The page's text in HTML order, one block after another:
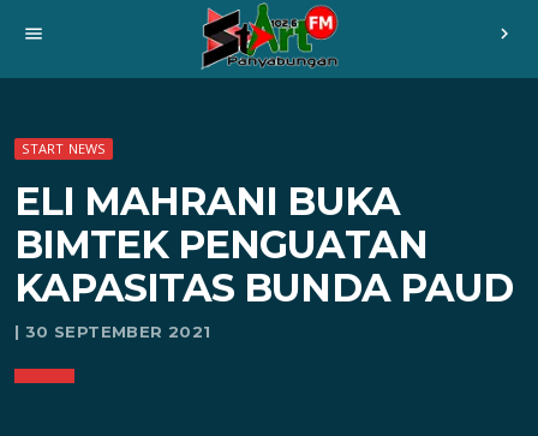
menu chevron_right
START NEWS
ELI MAHRANI BUKA
BIMTEK PENGUATAN
KAPASITAS BUNDA PAUD
| 30 SEPTEMBER 2021